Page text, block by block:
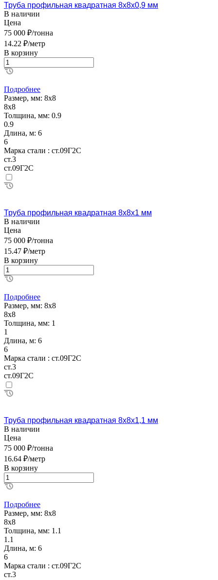
Труба профильная квадратная 8х8х0,9 мм
В наличии
Цена
75 000 ₽/тонна
14.22 ₽/метр
В корзину
Подробнее
Размер, мм: 8х8
8х8
Толщина, мм: 0.9
0.9
Длина, м: 6
6
Марка стали : ст.09Г2С
ст.3
ст.09Г2С
Труба профильная квадратная 8х8х1 мм
В наличии
Цена
75 000 ₽/тонна
15.47 ₽/метр
В корзину
Подробнее
Размер, мм: 8х8
8х8
Толщина, мм: 1
1
Длина, м: 6
6
Марка стали : ст.09Г2С
ст.3
ст.09Г2С
Труба профильная квадратная 8х8х1,1 мм
В наличии
Цена
75 000 ₽/тонна
16.64 ₽/метр
В корзину
Подробнее
Размер, мм: 8х8
8х8
Толщина, мм: 1.1
1.1
Длина, м: 6
6
Марка стали : ст.09Г2С
ст.3